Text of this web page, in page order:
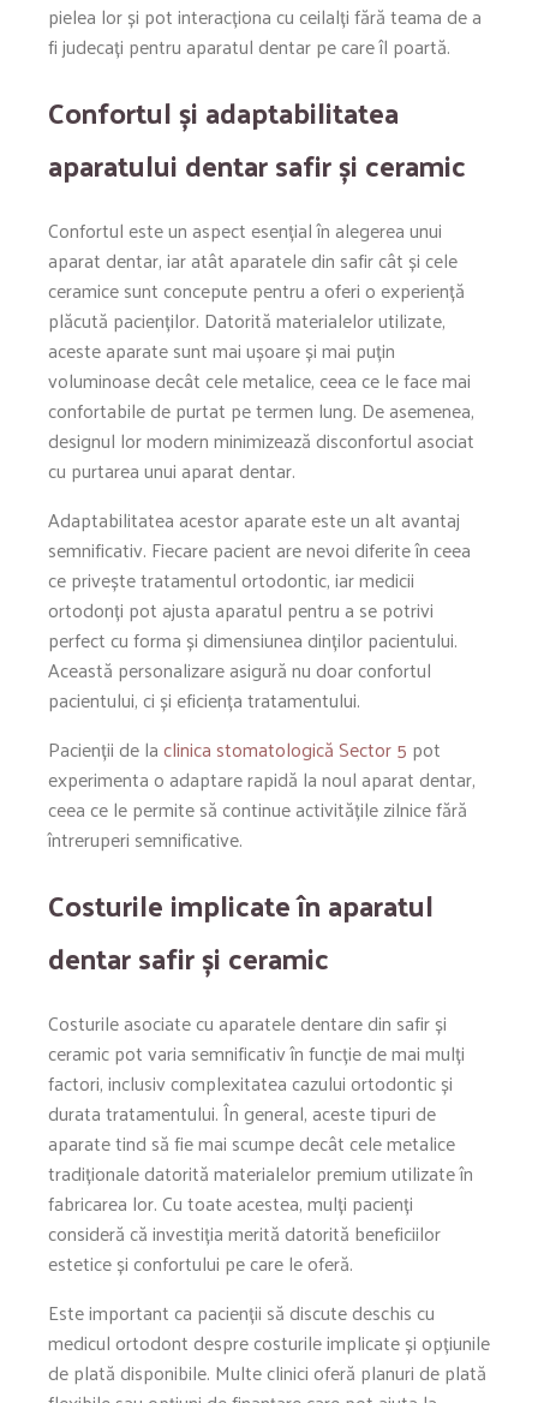
pielea lor și pot interacționa cu ceilalți fără teama de a
fi judecați pentru aparatul dentar pe care îl poartă.
Confortul și adaptabilitatea
aparatului dentar safir și ceramic
Confortul este un aspect esențial în alegerea unui
aparat dentar, iar atât aparatele din safir cât și cele
ceramice sunt concepute pentru a oferi o experiență
plăcută pacienților. Datorită materialelor utilizate,
aceste aparate sunt mai ușoare și mai puțin
voluminoase decât cele metalice, ceea ce le face mai
confortabile de purtat pe termen lung. De asemenea,
designul lor modern minimizează disconfortul asociat
cu purtarea unui aparat dentar.
Adaptabilitatea acestor aparate este un alt avantaj
semnificativ. Fiecare pacient are nevoi diferite în ceea
ce privește tratamentul ortodontic, iar medicii
ortodonți pot ajusta aparatul pentru a se potrivi
perfect cu forma și dimensiunea dinților pacientului.
Această personalizare asigură nu doar confortul
pacientului, ci și eficiența tratamentului.
Pacienții de laclinica stomatologică Sector 5 pot
experimenta o adaptare rapidă la noul aparat dentar,
ceea ce le permite să continue activitățile zilnice fără
întreruperi semnificative.
Costurile implicate în aparatul
dentar safir și ceramic
Costurile asociate cu aparatele dentare din safir și
ceramic pot varia semnificativ în funcție de mai mulți
factori, inclusiv complexitatea cazului ortodontic și
durata tratamentului. În general, aceste tipuri de
aparate tind să fie mai scumpe decât cele metalice
tradiționale datorită materialelor premium utilizate în
fabricarea lor. Cu toate acestea, mulți pacienți
consideră că investiția merită datorită beneficiilor
estetice și confortului pe care le oferă.
Este important ca pacienții să discute deschis cu
medicul ortodont despre costurile implicate și opțiunile
de plată disponibile. Multe clinici oferă planuri de plată